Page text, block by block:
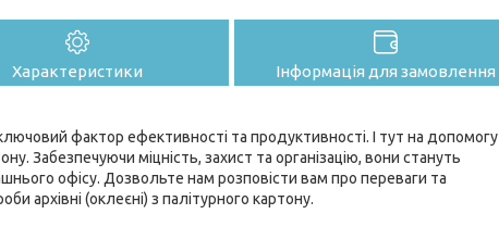
Характеристики Інформація для замовлення
фактор ефективності та продуктивності. І тут на допомогу
Забезпечуючи міцність, захист та організацію, вони стануть
офісу. Дозвольте нам розповісти вам про переваги та
архівні (оклеєні) з палітурного картону.